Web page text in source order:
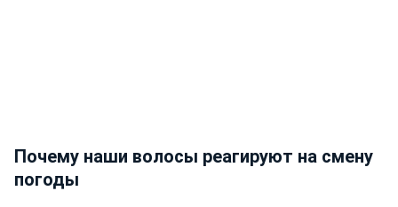
Почему наши волосы реагируют на смену
погоды